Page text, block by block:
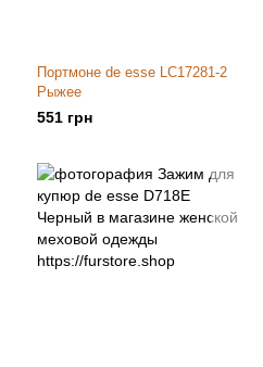
Портмоне de esse LC17281-2
Рыжее
551 грн